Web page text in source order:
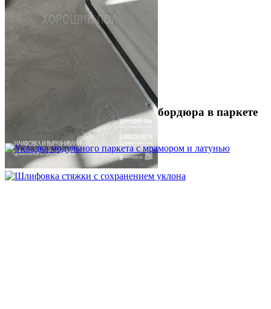
Устройство криволинейного бордюра в паркете
2 500 ₽